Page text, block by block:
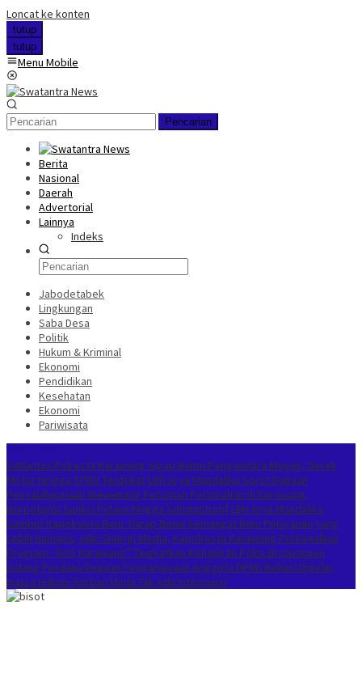
Loncat ke konten
tutup
tutup
Menu Mobile
Pencarian
Berita
Nasional
Daerah
Advertorial
Lainnya
Indeks
Jabodetabek
Lingkungan
Saba Desa
Politik
Hukum & Kriminal
Ekonomi
Pendidikan
Kesehatan
Ekonomi
Pariwisata
Satlantas Polresta Karawang Sigap Bantu Pengendara Mogok, Derek
Motor Hingga SPBU Terdekat LBH Arya Mandalika Sorot Dugaan
Penyalahgunaan Wewenang Perizinan Perumahan di Karawang,
Berpotensi Sanksi Pidana hingga Administratif LBH Arya Mandalika
Sambut Kapolresta Baru: Harap Bawa Semangat Baru Pelayanan yang
Lebih Humanis Jalin Sinergi Media, Kapolresta Karawang Perkenalkan
Program “GAS Karawang” Tingkatkan Kehadiran Polisi di Lapangan
Sidang Perdana Dugaan Penganiayaan Anggota DPRD Bekasi Digelar,
Kuasa Hukum Korban Minta Tak Ada Intervensi